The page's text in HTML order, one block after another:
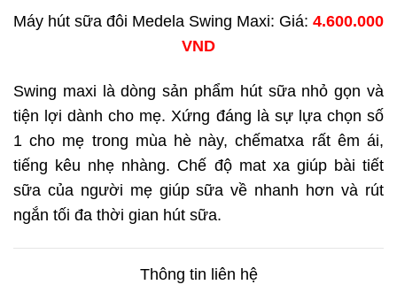
Máy hút sữa đôi Medela Swing Maxi: Giá: 4.600.000
VND
Swing maxi là dòng sản phẩm hút sữa nhỏ gọn và
tiện lợi dành cho mẹ. Xứng đáng là sự lựa chọn số
1 cho mẹ trong mùa hè này, chếmatxa rất êm ái,
tiếng kêu nhẹ nhàng. Chế độ mat xa giúp bài tiết
sữa của người mẹ giúp sữa về nhanh hơn và rút
ngắn tối đa thời gian hút sữa.
Thông tin liên hệ